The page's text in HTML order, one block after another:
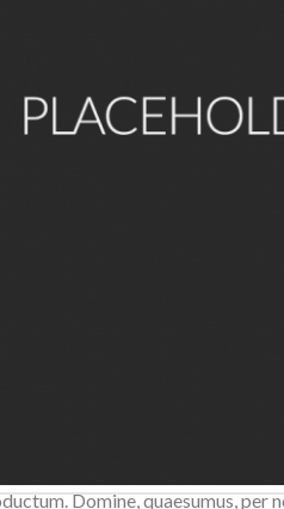
Domine, quaesumus,